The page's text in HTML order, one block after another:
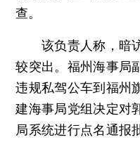
查。
该负责人称，暗访
较突出。福州海事局
违规私驾公车到福州
建海事局党组决定对
局系统进行点名通报